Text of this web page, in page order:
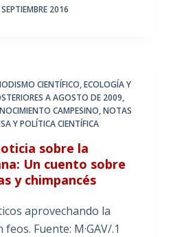
2016
CIENTÍFICO,ECOLOGÍA Y
A AGOSTO DE 2009,
CAMPESINO,NOTAS
Y POLÍTICA CIENTÍFICA
sobre la
Un cuento sobre
y chimpancés
aprovechando la
Fuente: M·GAV/.1